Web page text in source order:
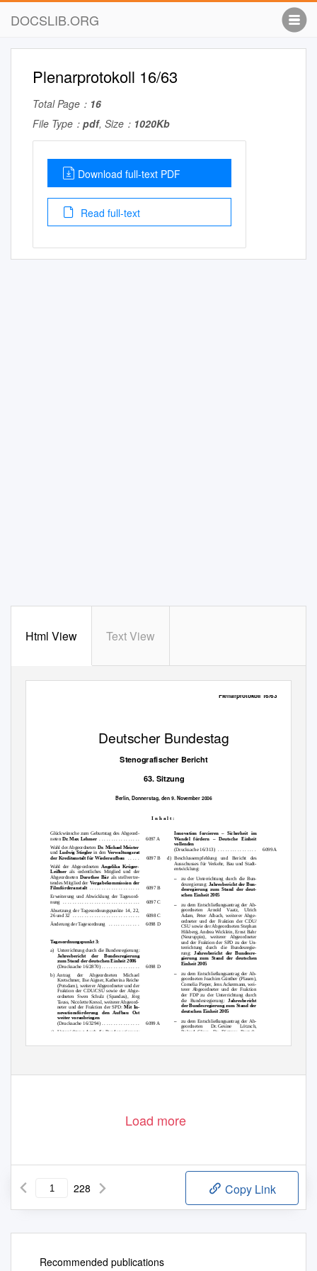
DOCSLIB.ORG
Plenarprotokoll 16/63
Total Page： 16
File Type： pdf, Size： 1020Kb
Download full-text PDF
Read full-text
Html View Text View
Plenarprotokoll 16/63
Deutscher Bundestag
Stenografischer Bericht
63. Sitzung
Berlin, Donnerstag, den 9. November 2006
I n h a l t :
Glückwünsche zum Geburtstag des Abgeord-
neten Dr.Max Lehmer
Innovation forcieren – Sicherheit im
Wandel fördern – Deutsche Einheit
vollenden
6097 A
6097 B
Wahl der Abgeordneten Dr. Michael Meister
und Ludwig Stieglerin den Verwaltungsrat
der Kreditanstalt für Wiederaufbau
(Drucksache 16/313)
6099 A
d) Beschlussempfehlung
und Bericht des
Ausschusses für Verkehr, Bau und Stadt-
entwicklung:
Wahl der Abgeordneten Angelika Krüger-
Leißnerals ordentliches Mitglied und der
Abgeordneten Dorothee Bär als stellvertre-
tendes Mitglied der Vergabekommission der
Filmförderanstalt
– zu der Unterrichtung durch die Bun-
desregierung: Jahresbericht der Bun-
desregierung zum Stand der deut-
schen Einheit 2005
6097 B
6097 C
Erweiterung und Abwicklung der Tagesord-
nung .
– zu dem Entschließungsantrag der Ab-
geordneten ArnoldVaatz, Ulrich
Adam, Peter Albach, weiterer Abge-
ordneter und der Fraktion der CDU/
CSU sowie der Abgeordneten Stephan
Hilsberg, Andrea Wicklein, Ernst Bahr
(Neuruppin), weiterer Abgeordneter
und der Fraktion der SPD zu der Un-
terrichtung durch die Bundesregie-
rung: Jahresbericht der Bundesre-
gierung zum Stand der deutschen
Einheit 2005
Absetzung der Tagesordnungspunkte 14, 22,
26 und 32 . . . . . . . . . . . . . . . . . . . . . . . . . . . .
6098 C
6098 D
Änderung der Tagesordnung
Tagesordnungspunkt 3:
a) Unterrichtung durch die Bundesregierung:
Jahresbericht der Bundesregierung
zum Stand der deutschen Einheit 2006
(Drucksache 16/2870) . . . . . . . . . . . . . . . .
6098 D
– zu dem Entschließungsantrag der Ab-
geordneten Joachim Günther (Plauen),
Cornelia Pieper, Jens Ackermann, wei-
terer Abgeordneter und der Fraktion
der FDP zu der Unterrichtung durch
die Bundesregierung: Jahresbericht
der Bundesregierung zum Stand der
deutschen Einheit 2005
b) Antrag
der Abgeordneten Michael
Kretschmer, Ilse Aigner, Katherina Reiche
(Potsdam), weiterer Abgeordneter und der
Fraktion der CDU/CSU sowie der Abge-
ordneten Swen Schulz (Spandau), Jörg
Tauss, Nicolette Kressl, weiterer Abgeord-
neter und der Fraktion der SPD:Mit In-
novationsförderung den Aufbau Ost
weiter voranbringen
– zu dem Entschließungsantrag der Ab-
(Drucksache 16/3294) . . . . . . . . . . . . . . . . 6099 A
geordneten Dr. Gesine
Lötzsch,
c) Unterrichtung durch die Bundesregierung:
Roland Claus, Dr. Dietmar Bartsch,
Load more
228 Copy Link
Recommended publications